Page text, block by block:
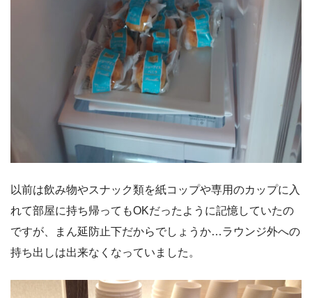
以前は飲み物やスナック類を紙コップや専用のカップに入
れて部屋に持ち帰ってもOKだったように記憶していたの
ですが、まん延防止下だからでしょうか…ラウンジ外への
持ち出しは出来なくなっていました。